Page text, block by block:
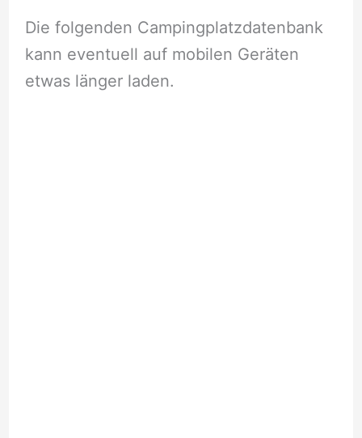
Die folgenden Campingplatzdatenbank
kann eventuell auf mobilen Geräten
etwas länger laden.